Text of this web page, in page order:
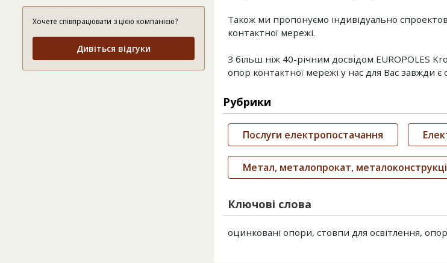
Хочете співпрацювати з цією компанією?
Дивіться відгуки
Також ми пропонуємо індивідуально
контактної мережі.
З більш ніж 40-річним досвідом EUROPOLES
опор контактної мережі у нас для Вас завжди
Рубрики
Послуги електропостачання
Метал, металопрокат,
Ключові слова
оцинковані опори, стовпи для освітлення,